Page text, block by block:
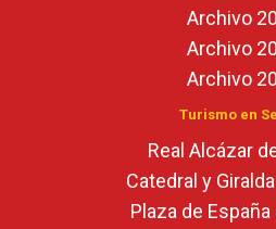
Archivo
Archivo
Archivo
Turismo en
Real Alcázar
Catedral y
Plaza de